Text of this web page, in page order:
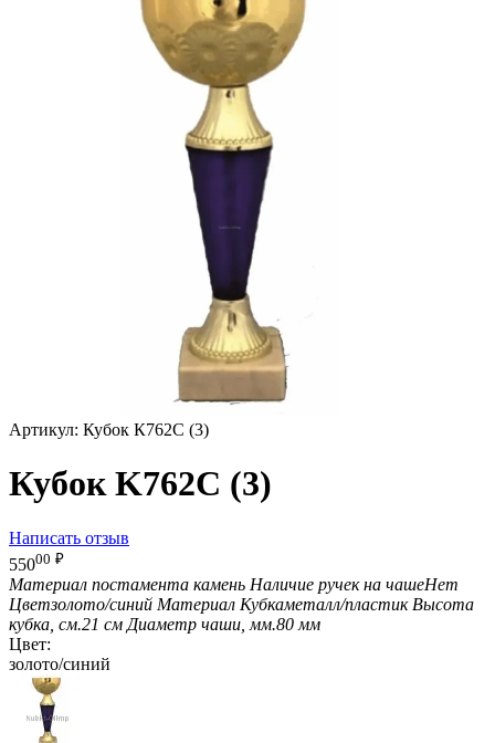
Артикул: Кубок К762C (3)
Кубок K762C (3)
Написать отзыв
55000 ₽
Материал постамента камень Наличие ручек на чашеНет
Цветзолото/синий Материал Кубкаметалл/пластик Высота
кубка, см.21 см Диаметр чаши, мм.80 мм
Цвет:
золото/синий